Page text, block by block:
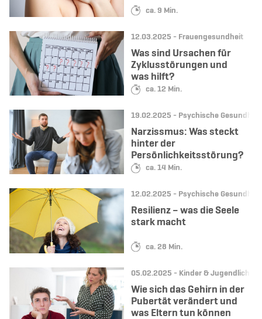
Lesedauer:
ca. 9 Min.
Datum:
12.03.2025 - Kategorie:
Frauengesundheit
Lesedauer:
ca. 12 Min.
Was sind Ursachen für
Zyklusstörungen und
was hilft?
Datum:
19.02.2025 - Kategorie:
Psychische Gesundheit
Lesedauer:
ca. 14 Min.
Narzissmus: Was steckt
hinter der
Persönlichkeitsstörung?
Datum:
12.02.2025 - Kategorie:
Psychische Gesundheit
Lesedauer:
ca. 28 Min.
Resilienz – was die Seele
stark macht
Datum:
05.02.2025 - Kategorie:
Kinder & Jugendliche
Wie sich das Gehirn in der
Pubertät verändert und
was Eltern tun können